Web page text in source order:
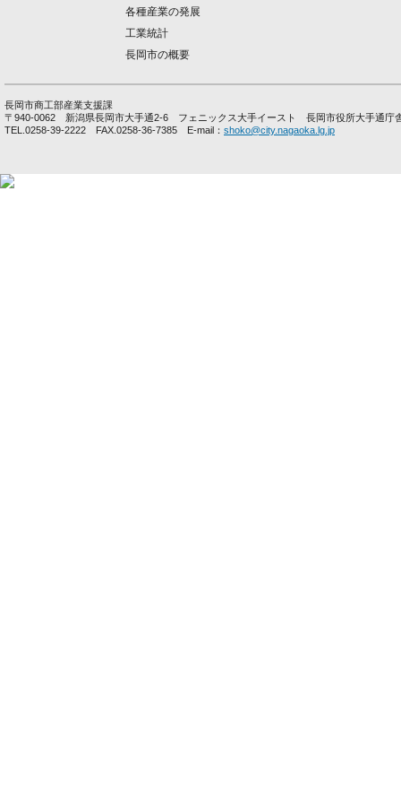
各種産業の発展
工業統計
長岡市の概要
長岡市商工部産業支援課
〒940-0062 新潟県長岡市大手通2-6 フェニックス大手イースト 長岡市役所大手通庁
TEL.0258-39-2222 FAX.0258-36-7385 E-mail： shoko@city.nagaoka.lg.jp